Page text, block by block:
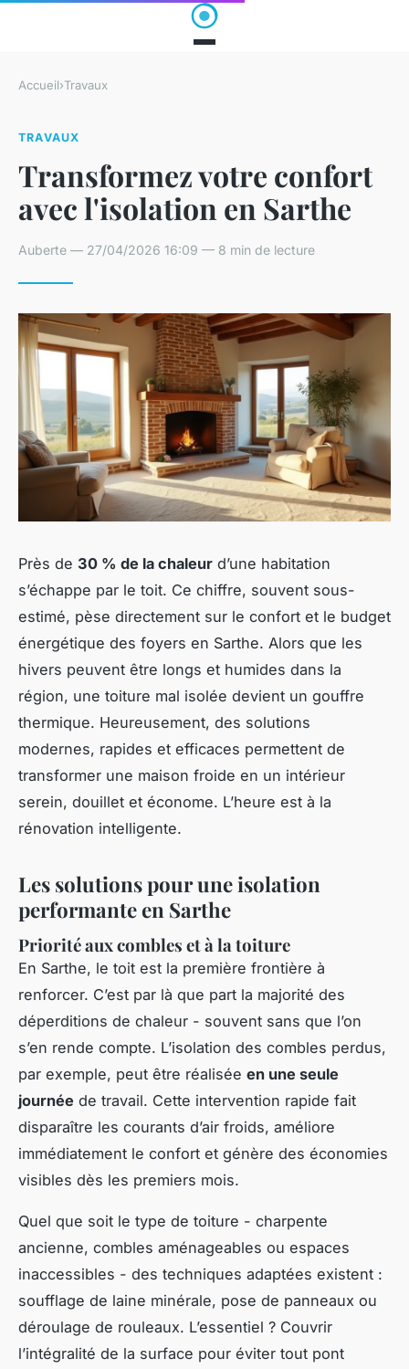
Accueil›Travaux
TRAVAUX
Transformez votre confort
avec l'isolation en Sarthe
Auberte — 27/04/2026 16:09 — 8 min de lecture
Près de 30 % de la chaleur d’une habitation
s’échappe par le toit. Ce chiffre, souvent sous-
estimé, pèse directement sur le confort et le budget
énergétique des foyers en Sarthe. Alors que les
hivers peuvent être longs et humides dans la
région, une toiture mal isolée devient un gouffre
thermique. Heureusement, des solutions
modernes, rapides et efficaces permettent de
transformer une maison froide en un intérieur
serein, douillet et économe. L’heure est à la
rénovation intelligente.
Les solutions pour une isolation
performante en Sarthe
Priorité aux combles et à la toiture
En Sarthe, le toit est la première frontière à
renforcer. C’est par là que part la majorité des
déperditions de chaleur - souvent sans que l’on
s’en rende compte. L’isolation des combles perdus,
par exemple, peut être réalisée en une seule
journée de travail. Cette intervention rapide fait
disparaître les courants d’air froids, améliore
immédiatement le confort et génère des économies
visibles dès les premiers mois.
Quel que soit le type de toiture - charpente
ancienne, combles aménageables ou espaces
inaccessibles - des techniques adaptées existent :
soufflage de laine minérale, pose de panneaux ou
déroulage de rouleaux. L’essentiel ? Couvrir
l’intégralité de la surface pour éviter tout pont